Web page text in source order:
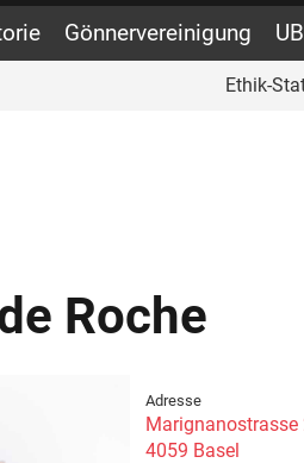
Gönnervereinigung
Ethik-
Roche
Adresse
Marignanostrasse
4059 Basel